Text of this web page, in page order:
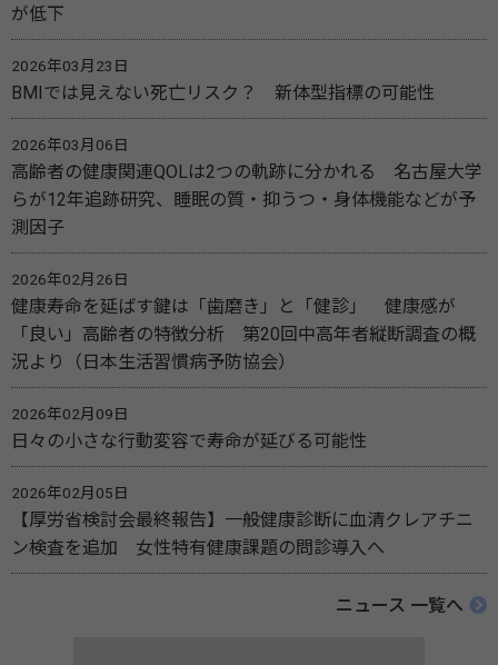
が低下
2026年03月23日
BMIでは見えない死亡リスク？ 新体型指標の可能性
2026年03月06日
高齢者の健康関連QOLは2つの軌跡に分かれる 名古屋大学
らが12年追跡研究、睡眠の質・抑うつ・身体機能などが予
測因子
2026年02月26日
健康寿命を延ばす鍵は「歯磨き」と「健診」 健康感が
「良い」高齢者の特徴分析 第20回中高年者縦断調査の概
況より（日本生活習慣病予防協会）
2026年02月09日
日々の小さな行動変容で寿命が延びる可能性
2026年02月05日
【厚労省検討会最終報告】一般健康診断に血清クレアチニ
ン検査を追加 女性特有健康課題の問診導入へ
ニュース 一覧へ